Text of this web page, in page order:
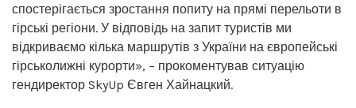
спостерігається зростання попиту на прямі перельоти в
гірські регіони. У відповідь на запит туристів ми
відкриваємо кілька маршрутів з України на європейські
гірськолижні курорти», – прокоментував ситуацію
гендиректор SkyUp Євген Хайнацкий.